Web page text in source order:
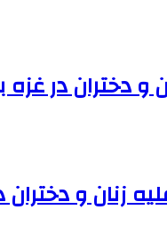
دختران در
زنان و